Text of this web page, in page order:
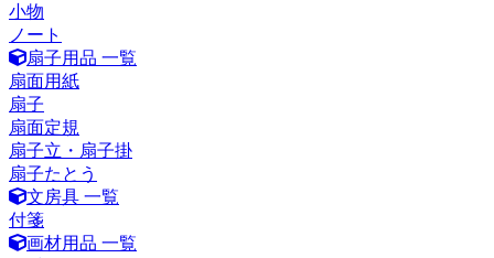
小物
ノート
扇子用品 一覧
扇面用紙
扇子
扇面定規
扇子立・扇子掛
扇子たとう
文房具 一覧
付箋
画材用品 一覧